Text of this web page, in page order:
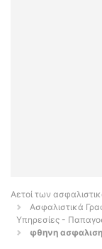
Αετοί των
Ασφαλιστικά
Υπηρεσίες -
φθηνη